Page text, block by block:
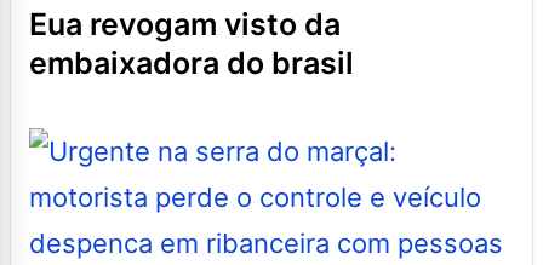
eua revogam visto da
embaixadora do brasil